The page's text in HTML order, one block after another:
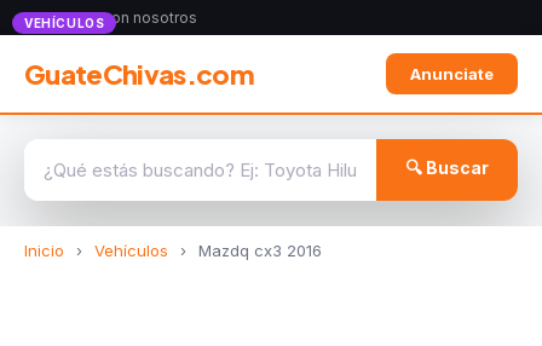
Anunciate con nosotros
GuateChivas.com Anunciate
🔍 Buscar
Inicio › Vehículos › Mazdq cx3 2016
VEHÍCULOS